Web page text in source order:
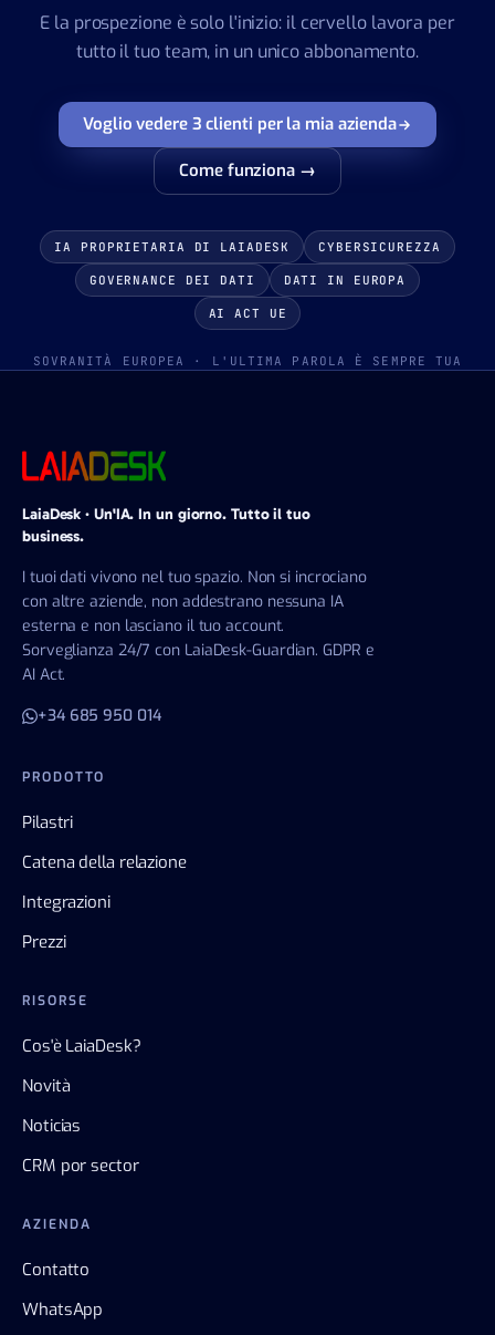
E la prospezione è solo l'inizio: il cervello lavora per
tutto il tuo team, in un unico abbonamento.
Voglio vedere 3 clienti per la mia azienda
Come funziona →
IA PROPRIETARIA DI LAIADESK CYBERSICUREZZA
GOVERNANCE DEI DATI DATI IN EUROPA
AI ACT UE
SOVRANITÀ EUROPEA · L'ULTIMA PAROLA È SEMPRE TUA
LaiaDesk · Un'IA. In un giorno. Tutto il tuo
business.
I tuoi dati vivono nel tuo spazio. Non si incrociano
con altre aziende, non addestrano nessuna IA
esterna e non lasciano il tuo account.
Sorveglianza 24/7 con LaiaDesk-Guardian. GDPR e
AI Act.
+34 685 950 014
PRODOTTO
Pilastri
Catena della relazione
Integrazioni
Prezzi
RISORSE
Cos'è LaiaDesk?
Novità
Noticias
CRM por sector
AZIENDA
Contatto
WhatsApp